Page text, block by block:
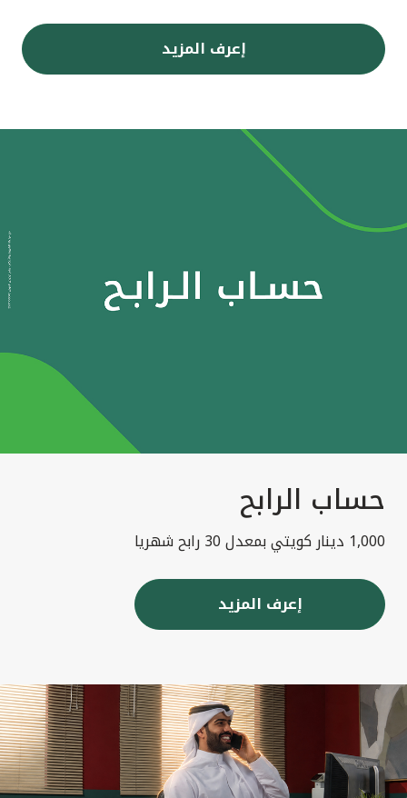
إعرف المزيد
حساب الرابح
1,000 دينار كويتي بمعدل 30 رابح شهريا
إعرف المزيد